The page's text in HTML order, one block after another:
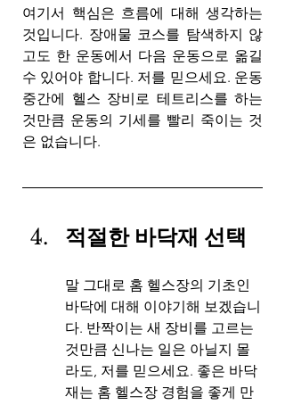
여기서 핵심은 흐름에 대해 생각하는
것입니다. 장애물 코스를 탐색하지 않
고도 한 운동에서 다음 운동으로 옮길
수 있어야 합니다. 저를 믿으세요. 운동
중간에 헬스 장비로 테트리스를 하는
것만큼 운동의 기세를 빨리 죽이는 것
은 없습니다.
적절한 바닥재 선택
말 그대로 홈 헬스장의 기초인
바닥에 대해 이야기해 보겠습니
다. 반짝이는 새 장비를 고르는
것만큼 신나는 일은 아닐지 몰
라도, 저를 믿으세요. 좋은 바닥
재는 홈 헬스장 경험을 좋게 만